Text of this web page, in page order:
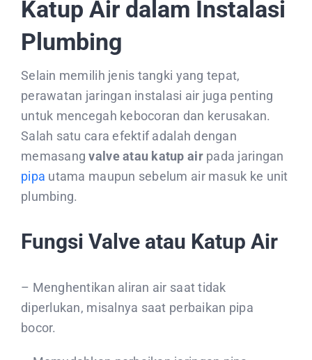
Katup Air dalam Instalasi
Plumbing
Selain memilih jenis tangki yang tepat,
perawatan jaringan instalasi air juga penting
untuk mencegah kebocoran dan kerusakan.
Salah satu cara efektif adalah dengan
memasangvalve atau katup airpada jaringan
pipa utama maupun sebelum air masuk ke unit
plumbing.
Fungsi Valve atau Katup Air
– Menghentikan aliran air saat tidak
diperlukan, misalnya saat perbaikan pipa
bocor.